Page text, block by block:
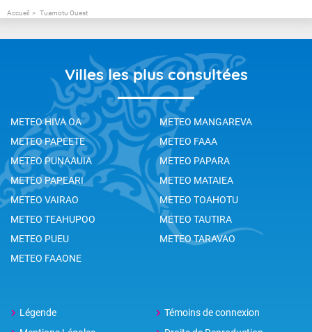
Accueil Tuamotu Ouest
Villes les plus consultées
METEO HIVA OA
METEO MANGAREVA
METEO PAPEETE
METEO FAAA
METEO PUNAAUIA
METEO PAPARA
METEO PAPEARI
METEO MATAIEA
METEO VAIRAO
METEO TOAHOTU
METEO TEAHUPOO
METEO TAUTIRA
METEO PUEU
METEO TARAVAO
METEO FAAONE
Légende
Témoins de connexion